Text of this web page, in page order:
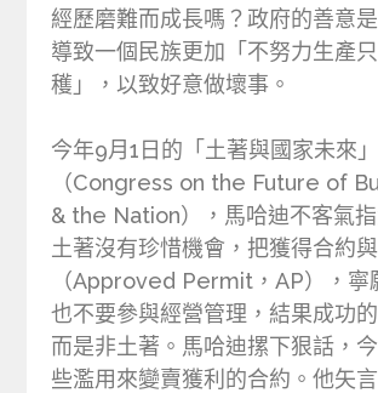
經歷磨難而成長嗎？政府的善意
導致一個民族更加「不努力生產
穫」，以致好意做壞事。
今年9月1日的「土著與國家未來
（Congress on the Future of
& the Nation），馬哈迪不客氣
土著沒有珍惜機會，把獲得合約
（Approved Permit，AP），寧
也不要參與經營管理，結果成功
而是非土著。馬哈迪摞下狠話，
些濫用來變賣獲利的合約。他矢